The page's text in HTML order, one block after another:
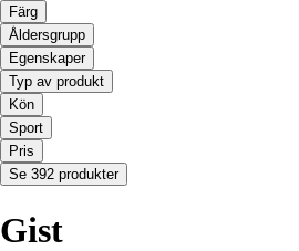
Färg
Åldersgrupp
Egenskaper
Typ av produkt
Kön
Sport
Pris
Se 392 produkter
Gist